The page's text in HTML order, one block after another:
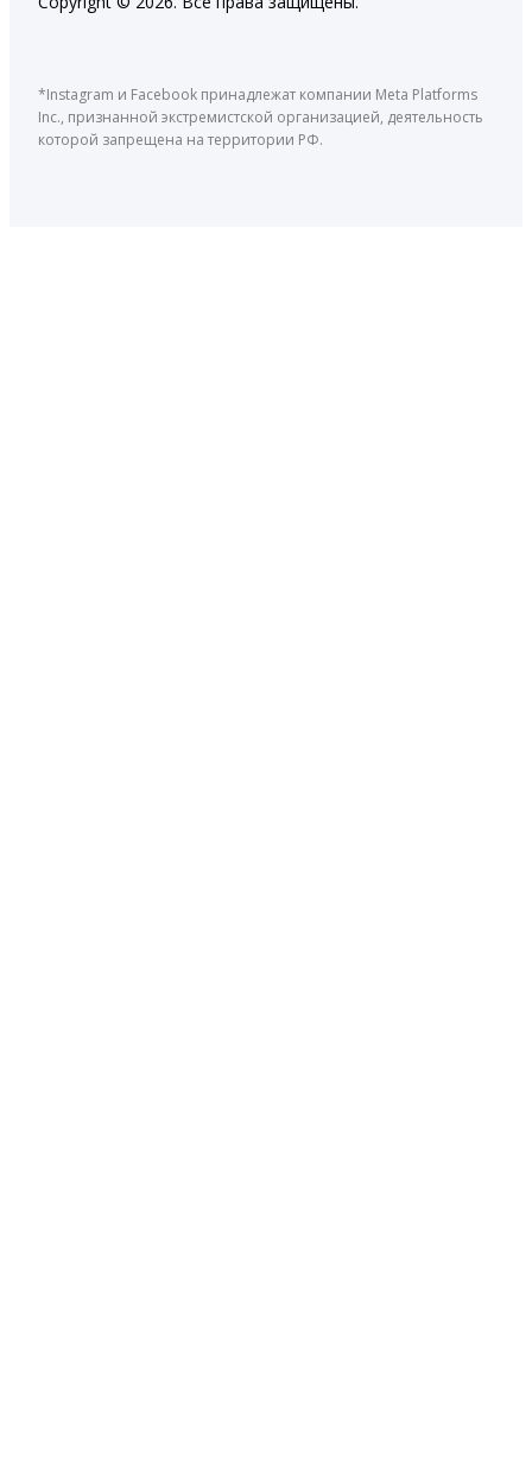
*Instagram и Facebook принадлежат компании Meta Platforms
Inc., признанной экстремистской организацией, деятельность
которой запрещена на территории РФ.